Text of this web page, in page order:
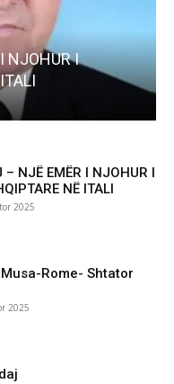
Rome- Shtator 2025
– NJË EMËR I NJOHUR I
NË ITALI
2025
Rome- Shtator
2025